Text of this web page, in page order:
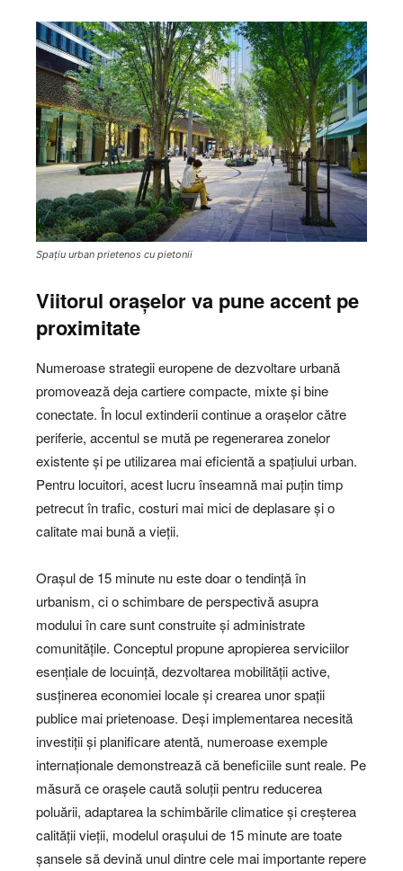
Spațiu urban prietenos cu pietonii
Viitorul orașelor va pune accent pe
proximitate
Numeroase strategii europene de dezvoltare urbană
promovează deja cartiere compacte, mixte și bine
conectate. În locul extinderii continue a orașelor către
periferie, accentul se mută pe regenerarea zonelor
existente și pe utilizarea mai eficientă a spațiului urban.
Pentru locuitori, acest lucru înseamnă mai puțin timp
petrecut în trafic, costuri mai mici de deplasare și o
calitate mai bună a vieții.
Orașul de 15 minute nu este doar o tendință în
urbanism, ci o schimbare de perspectivă asupra
modului în care sunt construite și administrate
comunitățile. Conceptul propune apropierea serviciilor
esențiale de locuință, dezvoltarea mobilității active,
susținerea economiei locale și crearea unor spații
publice mai prietenoase. Deși implementarea necesită
investiții și planificare atentă, numeroase exemple
internaționale demonstrează că beneficiile sunt reale. Pe
măsură ce orașele caută soluții pentru reducerea
poluării, adaptarea la schimbările climatice și creșterea
calității vieții, modelul orașului de 15 minute are toate
șansele să devină unul dintre cele mai importante repere